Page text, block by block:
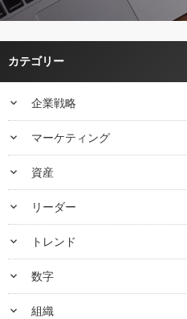
カテゴリー
keyboard_arrow_down 企業戦略
keyboard_arrow_down マーケティング
keyboard_arrow_down 資産
keyboard_arrow_down リーダー
keyboard_arrow_down トレンド
keyboard_arrow_down 数字
keyboard_arrow_down 組織